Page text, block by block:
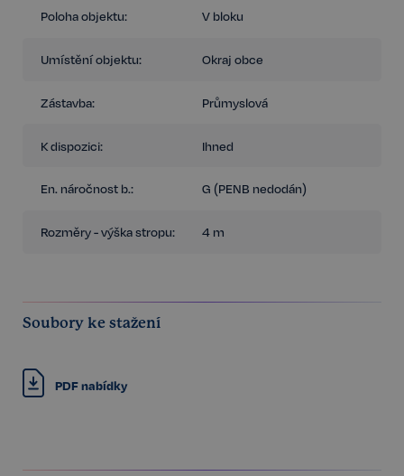
Poloha objektu: V bloku
Umístění objektu: Okraj obce
Zástavba: Průmyslová
K dispozici: Ihned
En. náročnost b.: G (PENB nedodán)
Rozměry - výška stropu: 4 m
Soubory ke stažení
PDF nabídky